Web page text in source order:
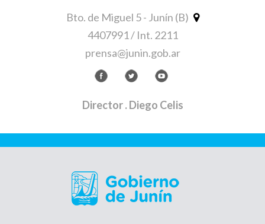
Bto. de Miguel 5 - Junín (B)
4407991 / Int. 2211
prensa@junin.gob.ar
Director. Diego Celis